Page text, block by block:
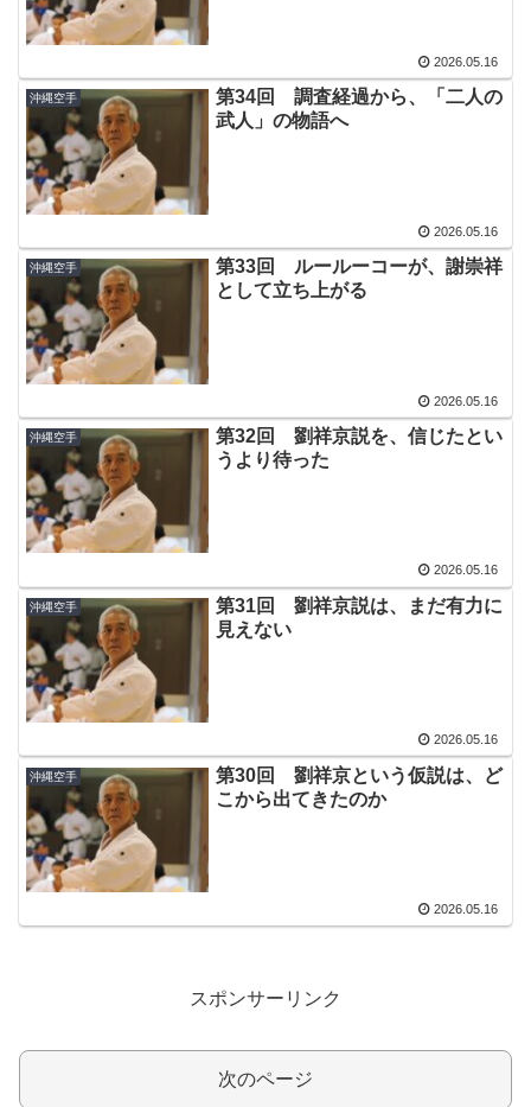
2026.05.16
沖縄空手
第34回 調査経過から、「二人の
武人」の物語へ
2026.05.16
沖縄空手
第33回 ルールーコーが、謝崇祥
として立ち上がる
2026.05.16
沖縄空手
第32回 劉祥京説を、信じたとい
うより待った
2026.05.16
沖縄空手
第31回 劉祥京説は、まだ有力に
見えない
2026.05.16
沖縄空手
第30回 劉祥京という仮説は、ど
こから出てきたのか
2026.05.16
スポンサーリンク
次のページ